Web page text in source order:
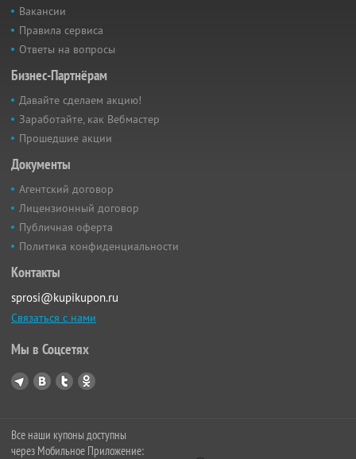
Вакансии
Правила сервиса
Ответы на вопросы
Бизнес-Партнёрам
Давайте сделаем акцию!
Заработайте, как Вебмастер
Прошедшие акции
Документы
Агентский договор
Лицензионный договор
Публичная оферта
Политика конфиденциальности
Контакты
sprosi@kupikupon.ru
Связаться с нами
Мы в Соцсетях
Все наши купоны доступны
через Мобильное Приложение: